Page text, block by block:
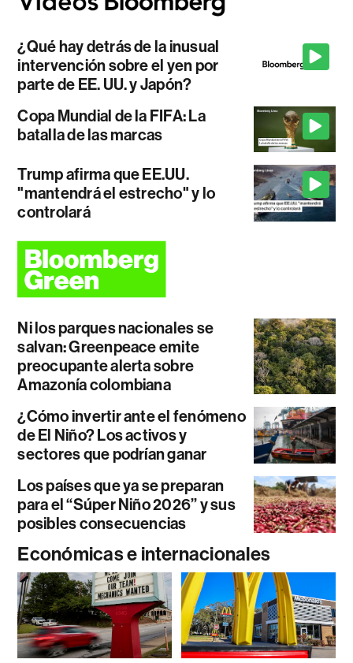
¿Qué hay detrás de la inusual
intervención sobre el yen por
parte de EE. UU. y Japón?
Copa Mundial de la FIFA: La
batalla de las marcas
Trump afirma que EE.UU.
"mantendrá el estrecho" y lo
controlará
Ni los parques nacionales se
salvan: Greenpeace emite
preocupante alerta sobre
Amazonía colombiana
¿Cómo invertir ante el fenómeno
de El Niño? Los activos y
sectores que podrían ganar
Los países que ya se preparan
para el “Súper Niño 2026” y sus
posibles consecuencias
Económicas e internacionales